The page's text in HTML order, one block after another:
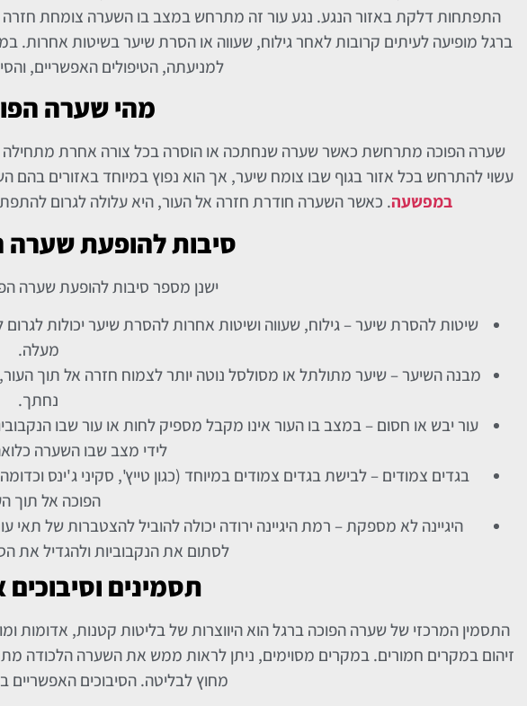
התפתחות דלקת באזור הנגע. נגע עור זה מתרחש במצב בו השערה צומחת חזרה
ברגל מופיעה לעיתים קרובות לאחר גילוח, שעווה או הסרת שיער בשיטות
למניעתה, הטיפולים האפשריים,
מהי שערה
שערה הפוכה מתרחשת כאשר שערה שנחתכה או הוסרה בכל צורה אחרת מתחילה
עשוי להתרחש בכל אזור בגוף שבו צומח שיער, אך הוא נפוץ במיוחד באזורים בהם
במפשעה. כאשר השערה חודרת חזרה אל העור, היא עלולה לגרום
סיבות להופעת שערה
ישנן מספר סיבות להופעת שערה
שיטות להסרת שיער – גילוח, שעווה ושיטות אחרות להסרת שיער יכולות
מעלה.
מבנה השיער – שיער מתולתל או מסולסל נוטה יותר לצמוח חזרה אל תוך
נחתך.
עור יבש או חסום – במצב בו העור אינו מקבל מספיק לחות או עור שבו
לידי מצב שבו השערה
בגדים צמודים – לבישת בגדים צמודים במיוחד (כגון טייץ', סקיני ג'ינס
הפוכה אל תוך
היגיינה לא מספקת – רמת היגיינה ירודה יכולה להוביל להצטברות של
לסתום את הנקבוביות ולהגדיל את
תסמינים
התסמין המרכזי של שערה הפוכה ברגל הוא היווצרות של בליטות קטנות, אדומות
זיהום במקרים חמורים. במקרים מסוימים, ניתן לראות ממש את השערה הלכודה
מחוץ לבליטה. הסיבוכים האפשריים